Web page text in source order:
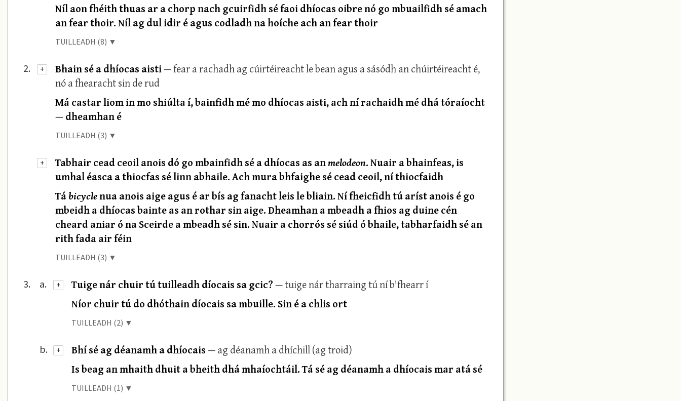
Níl aon fhéith thuas ar a chorp nach gcuirfidh sé faoi dhíocas oibre nó go mbuailfidh sé amach
an fear thoir. Níl ag dul idir é agus codladh na hoíche ach an fear thoir
TUILLEADH (8) ▼
2. + Bhain sé a dhíocas aisti— fear a rachadh ag cúirtéireacht le bean agus a sásódh an chúirtéireacht é,
nó a fhearacht sin de rud
Má castar liom in mo shiúlta í, bainfidh mé mo dhíocas aisti, ach ní rachaidh mé dhá tóraíocht
— dheamhan é
TUILLEADH (3) ▼
+ Tabhair cead ceoil anois dó go mbainfidh sé a dhíocas as anmelodeon. Nuair a bhainfeas, is
umhal éasca a thiocfas sé linn abhaile. Ach mura bhfaighe sé cead ceoil, ní thiocfaidh
Tábicyclenua anois aige agus é ar bís ag fanacht leis le bliain. Ní fheicfidh tú aríst anois é go
mbeidh a dhíocas bainte as an rothar sin aige. Dheamhan a mbeadh a fhios ag duine cén
cheard aniar ó na Sceirde a mbeadh sé sin. Nuair a chorrós sé siúd ó bhaile, tabharfaidh sé an
rith fada air féin
TUILLEADH (3) ▼
3. a. + Tuige nár chuir tú tuilleadh díocais sa gcic?— tuige nár tharraing tú ní b'fhearr í
Níor chuir tú do dhóthain díocais sa mbuille. Sin é a chlis ort
TUILLEADH (2) ▼
b. + Bhí sé ag déanamh a dhíocais— ag déanamh a dhíchill (ag troid)
Is beag an mhaith dhuit a bheith dhá mhaíochtáil. Tá sé ag déanamh a dhíocais mar atá sé
TUILLEADH (1) ▼